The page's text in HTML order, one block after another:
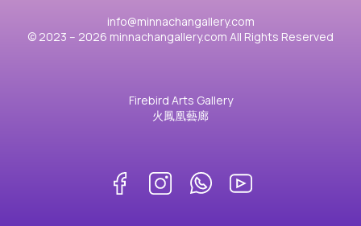
info@minnachangallery.com
© 2023 – 2026 minnachangallery.com All Rights Reserved
Firebird Arts Gallery
火鳳凰藝廊